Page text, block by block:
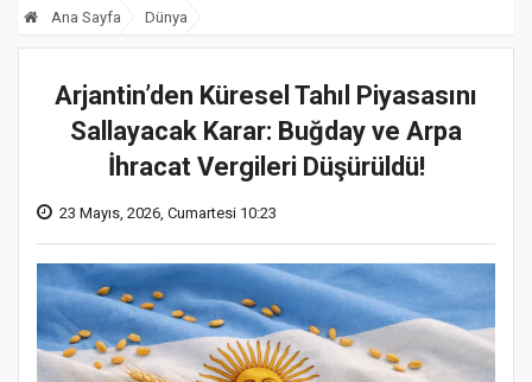
Ana Sayfa Dünya
Arjantin’den Küresel Tahıl Piyasasını
Sallayacak Karar: Buğday ve Arpa
İhracat Vergileri Düşürüldü!
23 Mayıs, 2026, Cumartesi 10:23